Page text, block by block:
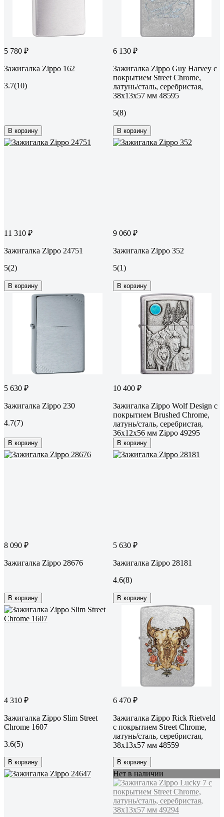
5 780 ₽
Зажигалка Zippo 162
3.7(10)
В корзину
6 130 ₽
Зажигалка Zippo Guy Harvey с
покрытием Street Chrome,
латунь/сталь, серебристая,
38x13x57 мм 48595
5(8)
В корзину
11 310 ₽
Зажигалка Zippo 24751
5(2)
В корзину
9 060 ₽
Зажигалка Zippo 352
5(1)
В корзину
5 630 ₽
Зажигалка Zippo 230
4.7(7)
В корзину
10 400 ₽
Зажигалка Zippo Wolf Design с
покрытием Brushed Chrome,
латунь/сталь, серебристая,
36x12x56 мм Zippo 49295
В корзину
8 090 ₽
Зажигалка Zippo 28676
В корзину
5 630 ₽
Зажигалка Zippo 28181
4.6(8)
В корзину
4 310 ₽
Зажигалка Zippo Slim Street
Chrome 1607
3.6(5)
В корзину
6 470 ₽
Зажигалка Zippo Rick Rietveld
с покрытием Street Chrome,
латунь/сталь, серебристая,
38x13x57 мм 48559
В корзину
Нет в наличии